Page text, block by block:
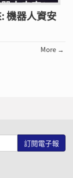
機器人資安
More →